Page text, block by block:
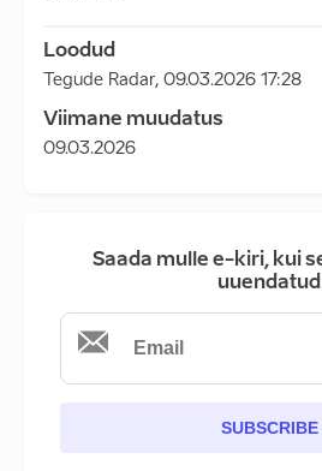
Loodud
Tegude Radar, 09.03.2026 17:28
Viimane muudatus
09.03.2026
Saada mulle e-kiri, kui
uuendatud
SUBSCRIBE